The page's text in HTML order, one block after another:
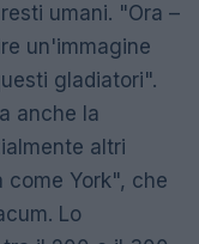
umani. "Ora –
un'immagine
gladiatori".
anche la
altri
come York", che
Lo